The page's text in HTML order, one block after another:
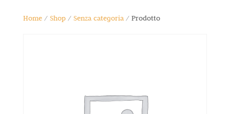
Home/ Shop/ Senza categoria/ Prodotto